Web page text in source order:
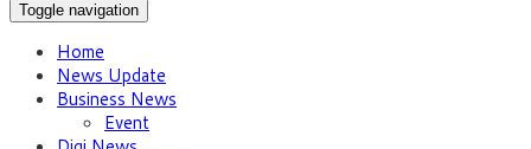
Toggle navigation
Home
News Update
Business News
Event